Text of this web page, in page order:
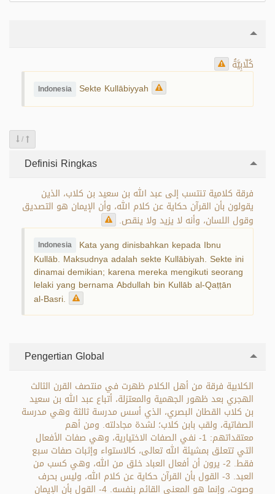
كُلّابِيَّةُ
Indonesia Sekte Kullābiyyah
/
Definisi Ringkas
فرقة كلامية تنتسب إلى عبد الله بن سعيد بن كلاب، الذين
يقولون بأن القرآن حكاية عن كلام الله، وأن الإيمان هو التصديق
وقول اللسان، وأنه لا يزيد ولا ينقص.
Indonesia Kata yang dinisbahkan kepada Ibnu
Kullāb. Maksudnya adalah sekte Kullābiyah. Sekte ini
dinamai demikian; karena mereka mengikuti seorang
lelaki yang bernama Abdullah bin Kullāb al-Qaṭṭān
al-Basri.
Pengertian Global
الكلابية فرقة من أهل الكلام ظهرت في منتصف القرن الثالث
الهجري بعد ظهور الجهمية والمعتزلة، أتباع عبد الله بن سعيد
بن كلاب القطان البصري، الذي أسس مدرسة ثالثة وهي مدرسة
الصفاتية، ولقب بابن كلاب؛ لشدة مجادلته. ومن أهم
معتقداتهم: 1- نفي الصفات الاختيارية، وهي صفات الأفعال
التي تتعلق بمشيئة الله تعالى، كالاستواء وإثبات صفات سبع
فقط. 2- يرون أن أفعال العباد خلق من الله، وهي كسب من
العبد. 3- القول بأن القرآن حكاية عن كلام الله، وليس بحرف
وصوت، وإنما هو المعنى القائم بنفسه. 4- القول بأن الإيمان